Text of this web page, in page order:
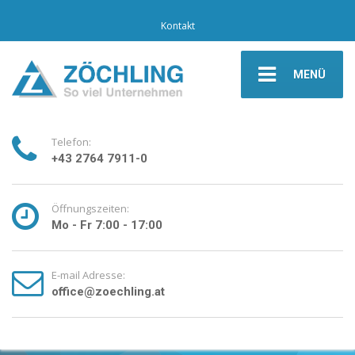
Kontakt
MENÜ
Telefon:
+43 2764 7911-0
Öffnungszeiten:
Mo - Fr 7:00 - 17:00
E-mail Adresse:
office@zoechling.at